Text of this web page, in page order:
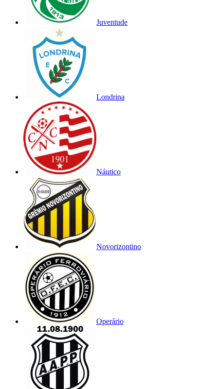
Juventude
Londrina
Náutico
Novorizontino
Operário